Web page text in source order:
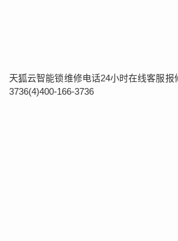
天狐云智能锁维修电话24小时在线客服报
3736(4)400-166-3736